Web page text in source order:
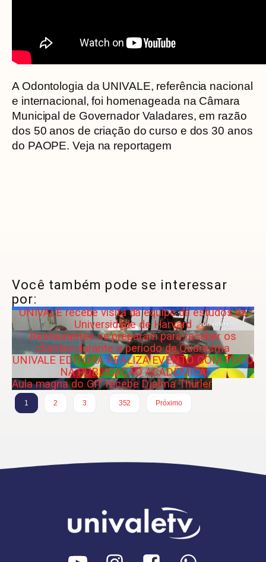
A Odontologia da UNIVALE, referência nacional
e internacional, foi homenageada na Câmara
Municipal de Governador Valadares, em razão
dos 50 anos de criação do curso e dos 30 anos
do PAOPE. Veja na reportagem
Você também pode se interessar
por:
UNIVALE recebe visita da equipe de estudos da
Universidade de Harvard
Restaurantes se preparam para receber os
clientes durante o período de Quaresma
UNIVALE EDITORA REALIZA EVENTO COM FOCO
NA PUBLICAÇÃO ACADÊMICA
Aula magna do GIT recebe Djalma Thürler
1 2 3
352
Próximo